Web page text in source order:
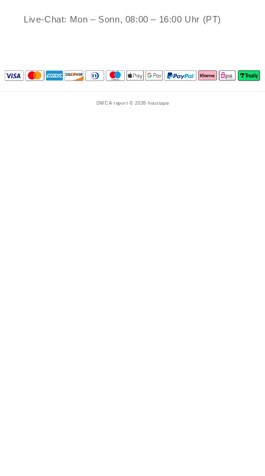
Live-Chat: Mon – Sonn, 08:00 – 16:00 Uhr (PT)
DMCA report © 2026 houstape